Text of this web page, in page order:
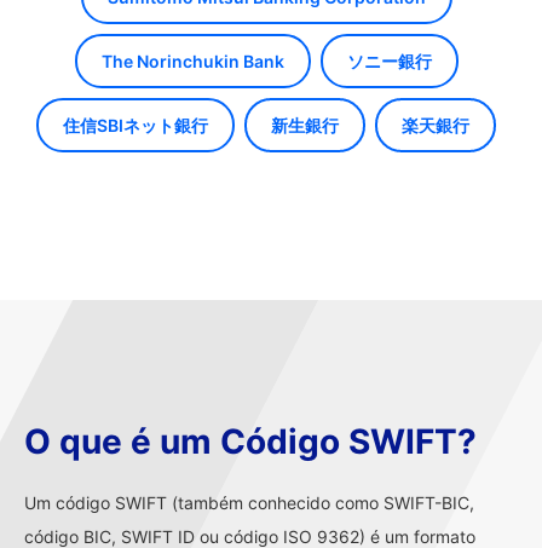
The Norinchukin Bank ソニー銀行
住信SBIネット銀行 新生銀行 楽天銀行
O que é um Código SWIFT?
Um código SWIFT (também conhecido como SWIFT-BIC,
código BIC, SWIFT ID ou código ISO 9362) é um formato